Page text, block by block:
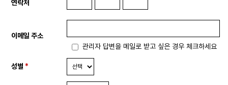
연락처
이메일 주소
관리자 답변을 메일로 받고 싶은 경우 체크하세요
성별 *